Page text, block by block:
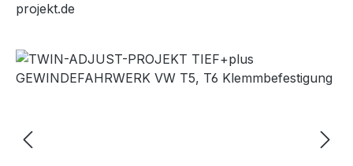
projekt.de
Bildergalerie überspringen